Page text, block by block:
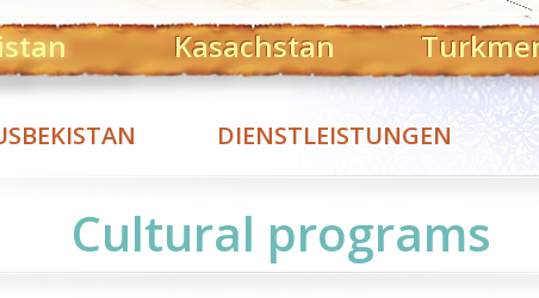
Kasachstan
DIENSTLEISTUNGEN
Cultural programs